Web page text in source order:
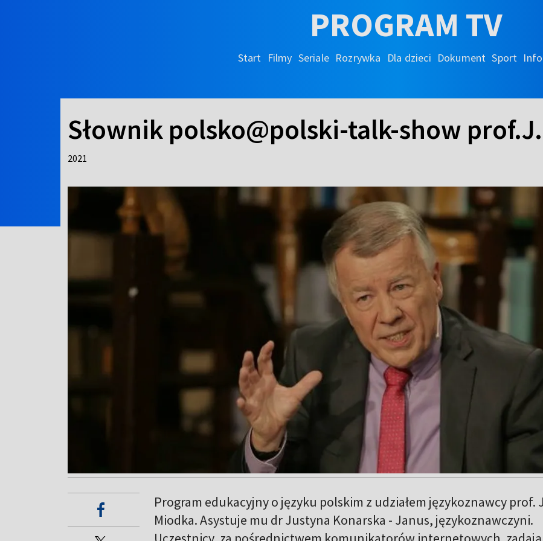
PROGRAM TV
Start Filmy Seriale Rozrywka Dla dzieci Dokument Sport
Słownik polsko@polski-talk-show
2021
Program edukacyjny o języku polskim z udziałem językoznawcy prof.
Miodka. Asystuje mu dr Justyna Konarska - Janus, językoznawczyni.